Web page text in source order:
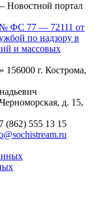
портал
№ ФС 77 — 72111 от
по надзору в
и массовых
г. Кострома,
д. 15,
(862) 555 13 15